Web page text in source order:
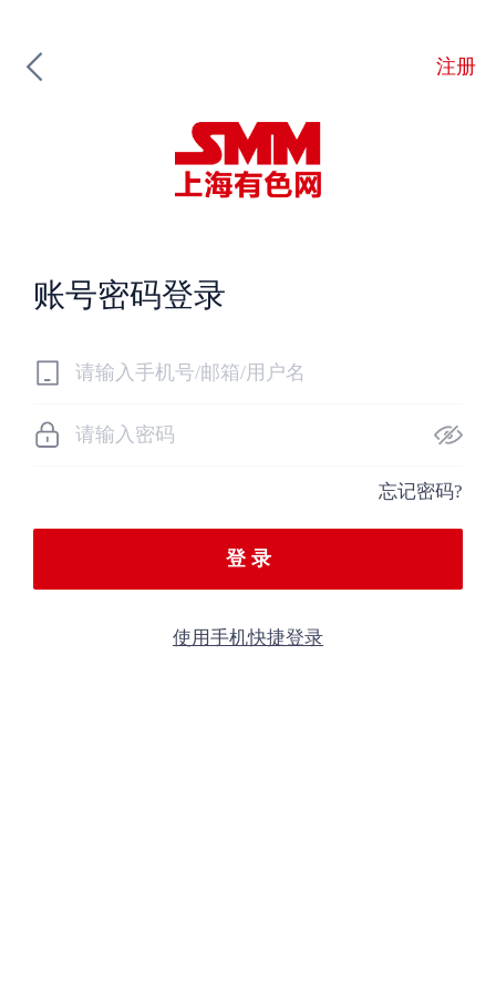
注册
账号密码登录
忘记密码?
登 录
使用手机快捷登录